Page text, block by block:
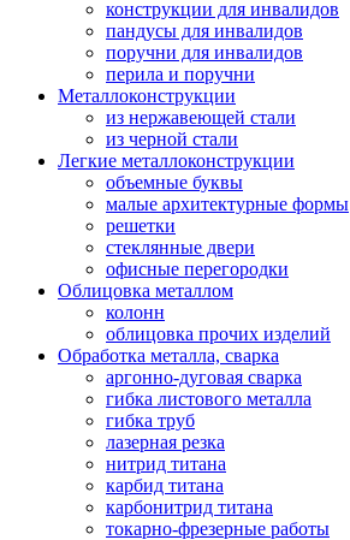
конструкции для инвалидов
пандусы для инвалидов
поручни для инвалидов
перила и поручни
Металлоконструкции
из нержавеющей стали
из черной стали
Легкие металлоконструкции
объемные буквы
малые архитектурные формы
решетки
стеклянные двери
офисные перегородки
Облицовка металлом
колонн
облицовка прочих изделий
Обработка металла, сварка
аргонно-дуговая сварка
гибка листового металла
гибка труб
лазерная резка
нитрид титана
карбид титана
карбонитрид титана
токарно-фрезерные работы